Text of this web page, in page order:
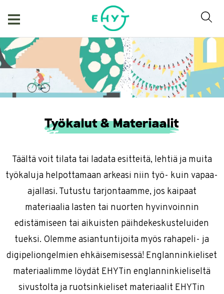
Työkalut & Materiaalit
Täältä voit tilata tai ladata esitteitä, lehtiä ja muita
työkaluja helpottamaan arkeasi niin työ- kuin vapaa-
ajallasi. Tutustu tarjontaamme, jos kaipaat
materiaalia lasten tai nuorten hyvinvoinnin
edistämiseen tai aikuisten päihdekeskusteluiden
tueksi. Olemme asiantuntijoita myös rahapeli- ja
digipeliongelmien ehkäisemisessä! Englanninkieliset
materiaalimme löydät EHYTin englanninkieliseltä
sivustolta ja ruotsinkieliset materiaalit EHYTin